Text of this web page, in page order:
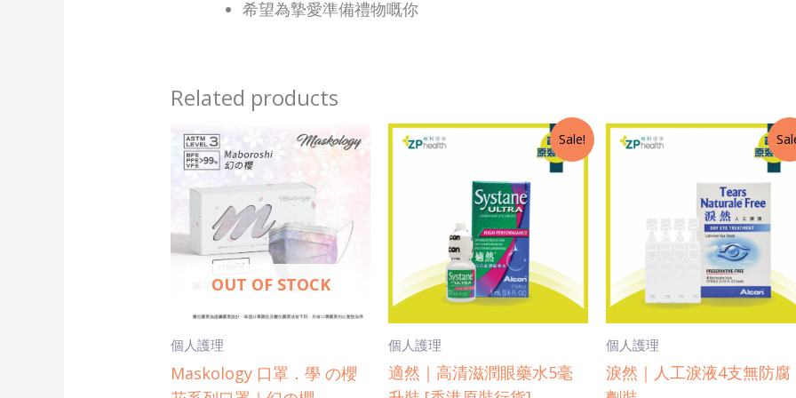
希望為摯愛準備禮物嘅你
Related products
OUT OF STOCK
個人護理
Maskology 口罩．學 の櫻
This
product
variants.
The
options
may
on
Sale!
個人護理
適然｜高清滋潤眼藥水5毫
Original
price
Current
$48.0.
個人護理
淚然｜人工淚液4支無防腐
Original
price
Current
$20.8.